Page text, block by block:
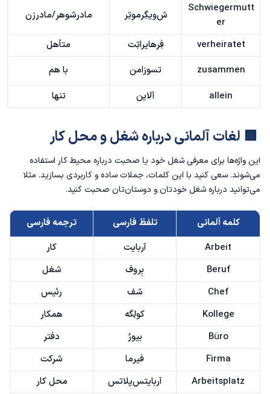
Schwiegermutt
er
ش‌ویگِرموتِر مادرشوهر/مادرزن
verheiratet فِرهایراتِت
متأهل
zusammen
تسوزامن
با هم
allein
آلاین تنها
🟩 لغات آلمانی درباره شغل و محل کار
این واژه‌ها برای معرفی شغل خود یا صحبت درباره محیط کار استفاده
می‌شوند. سعی کنید با این کلمات، جملات ساده و کاربردی بسازید. مثلا
می‌توانید درباره شغل خودتان و دوستان‌تان صحبت کنید.
کلمه آلمانی تلفظ فارسی
ترجمه فارسی
Arbeit
آربایت
کار
Beruf
بِروف
شغل
Chef
شف
رئیس
Kollege
کولِگه
همکار
Büro
بیورُ
دفتر
Firma
فیرما
شرکت
Arbeitsplatz
آربایتس‌پلاتس
محل کار